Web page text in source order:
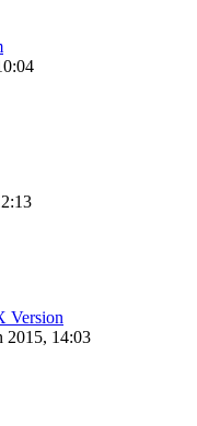
Version
2015, 14:03